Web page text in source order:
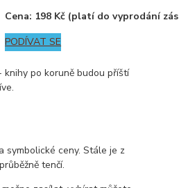
Cena: 198 Kč (platí do vyprodání
PODÍVAT SE
knihy po koruně budou příští
symbolické ceny. Stále je z
tenčí.